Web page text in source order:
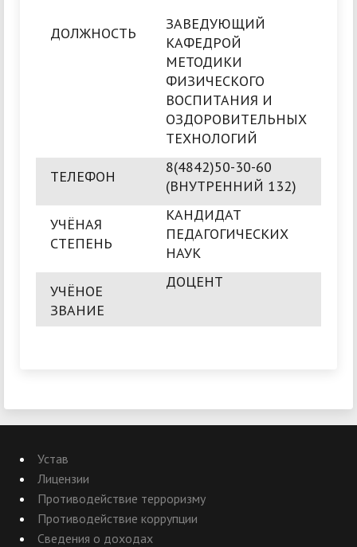
ДОЛЖНОСТЬ
ЗАВЕДУЮЩИЙ
КАФЕДРОЙ
МЕТОДИКИ
ФИЗИЧЕСКОГО
ВОСПИТАНИЯ И
ОЗДОРОВИТЕЛЬНЫХ
ТЕХНОЛОГИЙ
ТЕЛЕФОН
8(4842)50-30-60
(ВНУТРЕННИЙ 132)
УЧЁНАЯ
СТЕПЕНЬ
КАНДИДАТ
ПЕДАГОГИЧЕСКИХ
НАУК
УЧЁНОЕ
ЗВАНИЕ
ДОЦЕНТ
Устав
Лицензии
Противодействие терроризму
Противодействие коррупции
Сведения о доходах